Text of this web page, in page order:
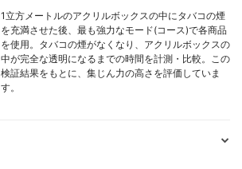
1立方メートルのアクリルボックスの中にタバコの煙
を充満させた後、最も強力なモード(コース)で各商品
を使用。タバコの煙がなくなり、アクリルボックスの
中が完全な透明になるまでの時間を計測・比較。この
検証結果をもとに、集じん力の高さを評価していま
す。